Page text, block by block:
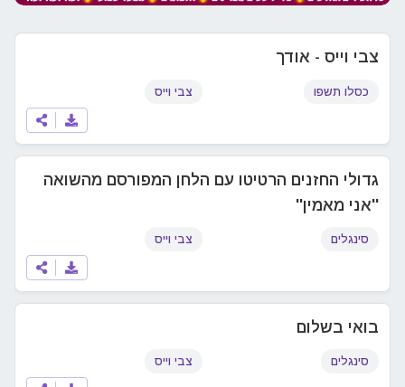
צבי וייס - אודך
כסלו תשפו צבי וייס
גדולי החזנים הרטיטו עם הלחן המפורסם מהשואה
''אני מאמין''
סינגלים צבי וייס
בואי בשלום
סינגלים צבי וייס